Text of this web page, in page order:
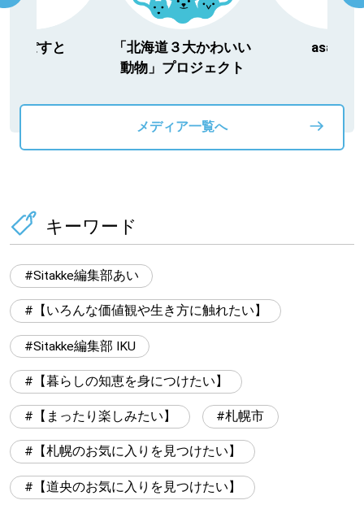
いぽすと
「北海道３大かわいい
動物」プロジェクト
asatan
メディア一覧へ
キーワード
Sitakke編集部あい
【いろんな価値観や生き方に触れたい】
Sitakke編集部 IKU
【暮らしの知恵を身につけたい】
【まったり楽しみたい】 札幌市
【札幌のお気に入りを見つけたい】
【道央のお気に入りを見つけたい】